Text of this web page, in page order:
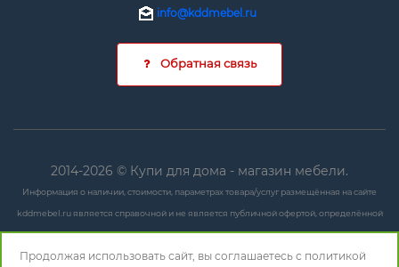
info@kddmebel.ru
Обратная связь
2014-2026 © Купи для дома - магазин мебели.
Информация о наличии, стоимости, параметрах товара/услуг размещённая на сайте
kddmebel.ru является справочной и не является публичной офертой, определённой
положениями ст. 437 ГК РФ.
Любые данные могут быть изменены в любое время и без предупреждения. Для
Продолжая использовать сайт, вы соглашаетесь с политикой